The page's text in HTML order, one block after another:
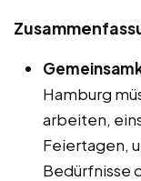
Hamburg
arbeiten,
Feiertagen,
Bedürfnisse